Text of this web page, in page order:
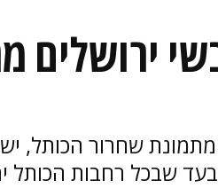
ירושלים
שחרור הכותל,
שבכל רחבות הכותל